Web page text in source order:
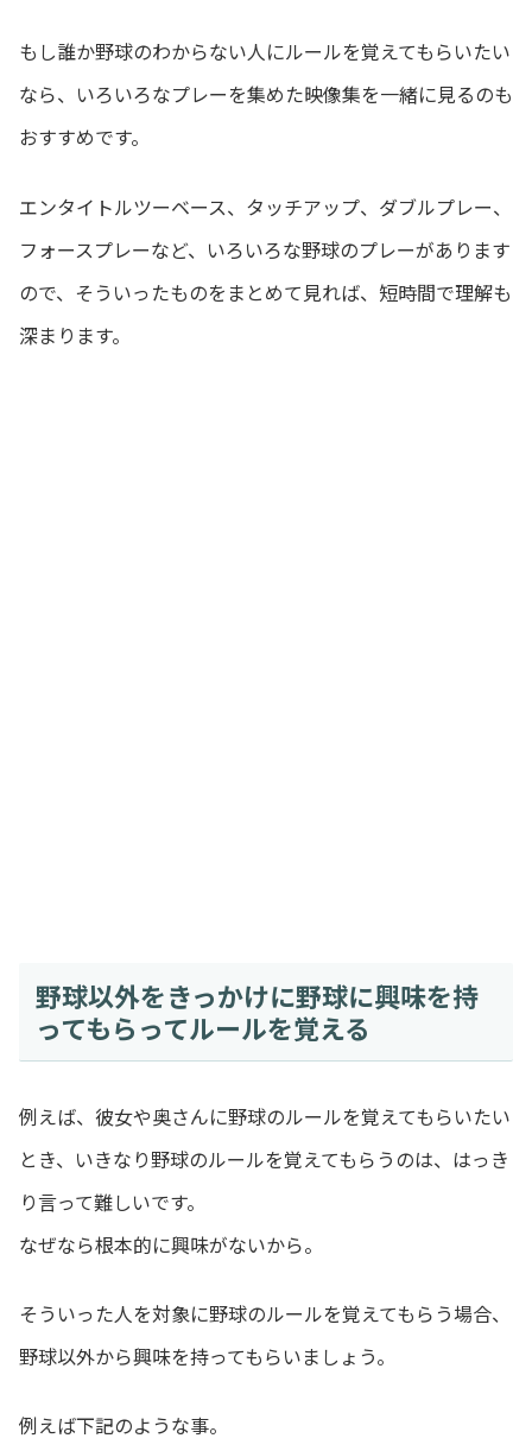
もし誰か野球のわからない人にルールを覚えてもらいたい
なら、いろいろなプレーを集めた映像集を一緒に見るのも
おすすめです。
エンタイトルツーベース、タッチアップ、ダブルプレー、
フォースプレーなど、いろいろな野球のプレーがあります
ので、そういったものをまとめて見れば、短時間で理解も
深まります。
野球以外をきっかけに野球に興味を持
ってもらってルールを覚える
例えば、彼女や奥さんに野球のルールを覚えてもらいたい
とき、いきなり野球のルールを覚えてもらうのは、はっき
り言って難しいです。
なぜなら根本的に興味がないから。
そういった人を対象に野球のルールを覚えてもらう場合、
野球以外から興味を持ってもらいましょう。
例えば下記のような事。